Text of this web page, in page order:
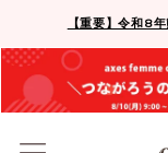
【重要】令和8